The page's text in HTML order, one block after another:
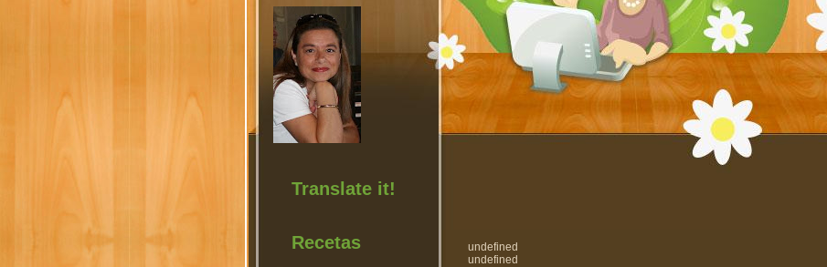
Translate it!
Recetas
undefined
undefined